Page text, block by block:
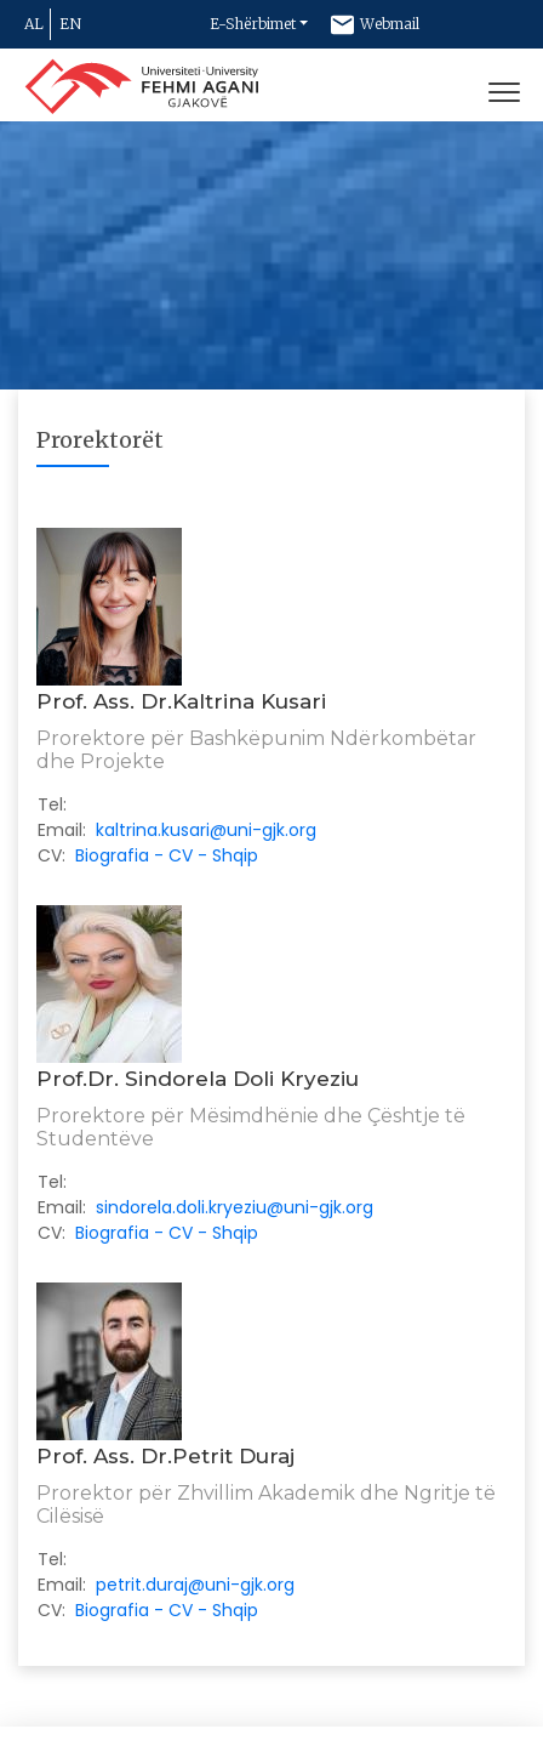
AL EN E-Shërbimet Webmail
Newsletter
Prorektorët
Prof. Ass. Dr.Kaltrina Kusari
Prorektore për Bashkëpunim Ndërkombëtar
dhe Projekte
Tel:
Email: kaltrina.kusari@uni-gjk.org
CV: Biografia - CV - Shqip
Prof.Dr. Sindorela Doli Kryeziu
Prorektore për Mësimdhënie dhe Çështje të
Studentëve
Tel:
Email: sindorela.doli.kryeziu@uni-gjk.org
CV: Biografia - CV - Shqip
Prof. Ass. Dr.Petrit Duraj
Prorektor për Zhvillim Akademik dhe Ngritje të
Cilësisë
Tel:
Email: petrit.duraj@uni-gjk.org
CV: Biografia - CV - Shqip